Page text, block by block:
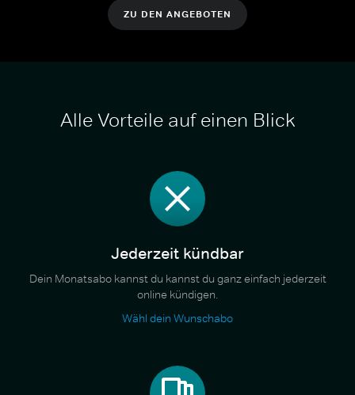
ZU DEN ANGEBOTEN
Alle Vorteile auf einen Blick
Jederzeit kündbar
Dein Monatsabo kannst du kannst du ganz einfach jederzeit
online kündigen.
Wähl dein Wunschabo